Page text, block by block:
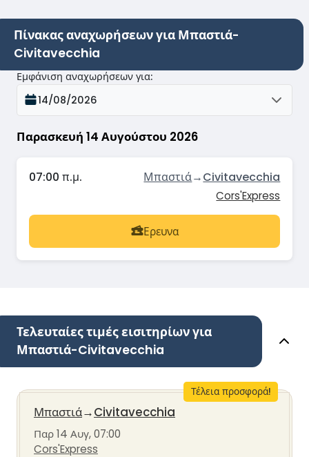
Πίνακας αναχωρήσεων για Μπαστιά-
Civitavecchia
Παρασκευή 14 Αυγούστου 2026
Εμφάνιση αναχωρήσεων για:
14/08/2026
07:00 π.μ. Μπαστιά→Civitavecchia
Cors'Express
Ερευνα
Τελευταίες τιμές εισιτηρίων για
Μπαστιά-Civitavecchia
Τέλεια προσφορά!
Μπαστιά→Civitavecchia
Παρ 14 Αυγ, 07:00
Cors'Express